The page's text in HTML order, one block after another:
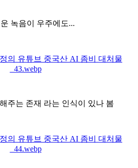
녹음이 우주에도...
주는 존재 라는 인식이 있나 봄